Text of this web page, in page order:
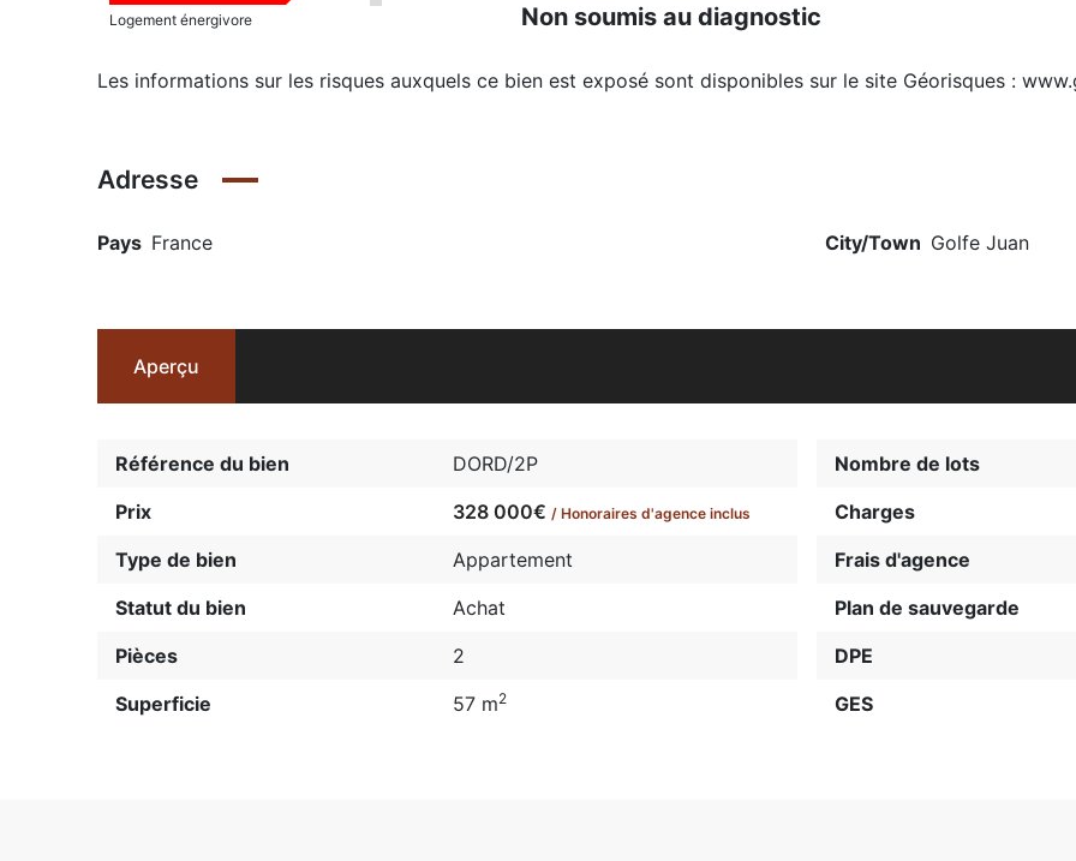
Logement énergivore Non soumis au diagnostic
Les informations sur les risques auxquels ce bien est exposé sont disponibles sur le site Géorisques :
Adresse
Pays France City/Town Golfe Juan
Aperçu
Référence du bien
DORD/2P
Prix
328 000€ / Honoraires d'agence inclus
Type de bien
Appartement
Statut du bien
Achat
Pièces
2
Superficie
57 m2
Nombre de lots
Charges
Frais d'agence
Plan de sauvegarde
DPE
GES